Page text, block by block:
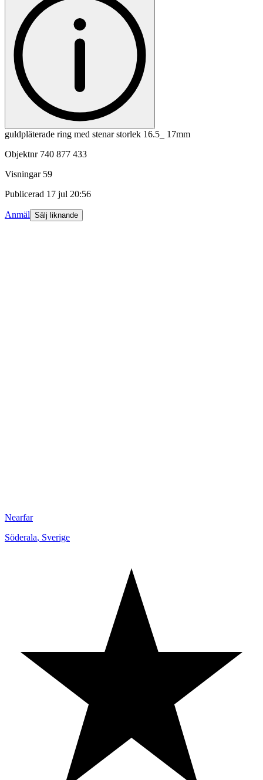
guldpläterade ring med stenar storlek 16.5_ 17mm
Objektnr 740 877 433
Visningar 59
Publicerad 17 jul 20:56
Anmäl Sälj liknande
Nearfar
Söderala, Sverige